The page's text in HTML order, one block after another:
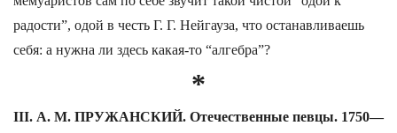
радости”, одой в честь Г. Г. Нейгауза, что останавливаешь
себя: а нужна ли здесь какая-то “алгебра”?
*
III. А. М. ПРУЖАНСКИЙ. Отечественные певцы. 1750—